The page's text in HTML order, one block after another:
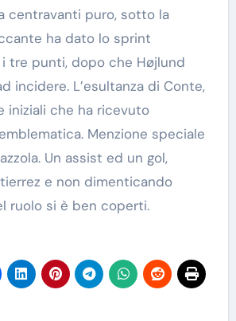
centravanti puro, sotto la
ha dato lo sprint
tre punti, dopo che Højlund
incidere. L’esultanza di Conte,
iniziali che ha ricevuto
Menzione speciale
Un assist ed un gol,
e non dimenticando
ruolo si è ben coperti.